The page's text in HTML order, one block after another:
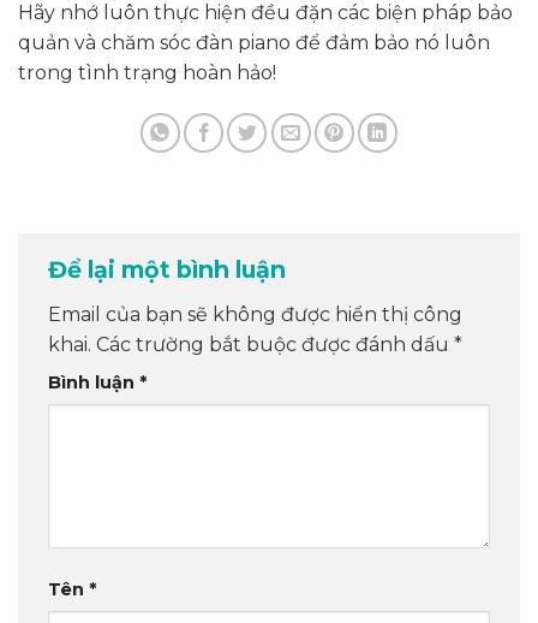
Hãy nhớ luôn thực hiện đều đặn các biện pháp bảo
quản và chăm sóc đàn piano để đảm bảo nó luôn
trong tình trạng hoàn hảo!
Để lại một bình luận
Email của bạn sẽ không được hiển thị công
khai. Các trường bắt buộc được đánh dấu *
Bình luận *
Tên *